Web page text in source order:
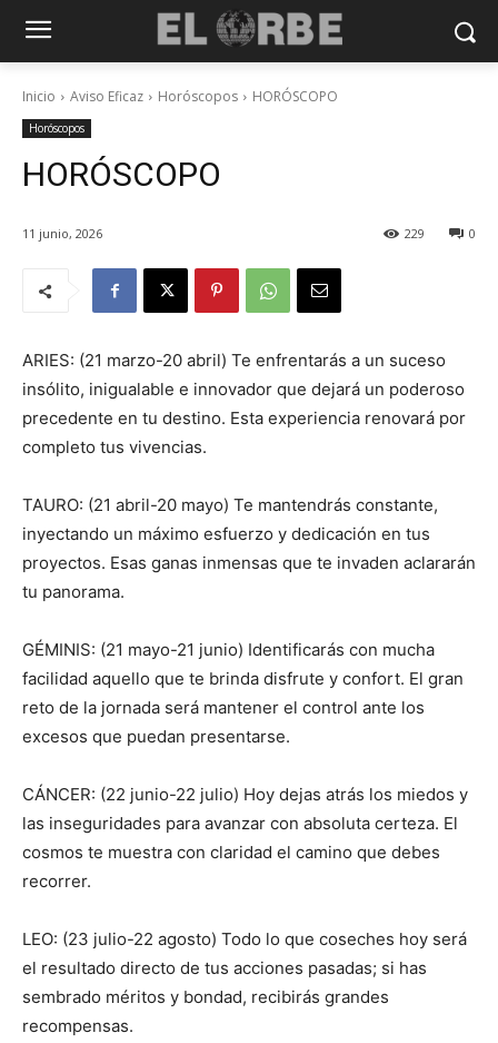
Inicio Aviso Eficaz Horóscopos HORÓSCOPO
Horóscopos
HORÓSCOPO
11 junio, 2026 0
229
ARIES: (21 marzo-20 abril) Te enfrentarás a un suceso
insólito, inigualable e innovador que dejará un poderoso
precedente en tu destino. Esta experiencia renovará por
completo tus vivencias.
TAURO: (21 abril-20 mayo) Te mantendrás constante,
inyectando un máximo esfuerzo y dedicación en tus
proyectos. Esas ganas inmensas que te invaden aclararán
tu panorama.
GÉMINIS: (21 mayo-21 junio) Identificarás con mucha
facilidad aquello que te brinda disfrute y confort. El gran
reto de la jornada será mantener el control ante los
excesos que puedan presentarse.
CÁNCER: (22 junio-22 julio) Hoy dejas atrás los miedos y
las inseguridades para avanzar con absoluta certeza. El
cosmos te muestra con claridad el camino que debes
recorrer.
LEO: (23 julio-22 agosto) Todo lo que coseches hoy será
el resultado directo de tus acciones pasadas; si has
sembrado méritos y bondad, recibirás grandes
recompensas.